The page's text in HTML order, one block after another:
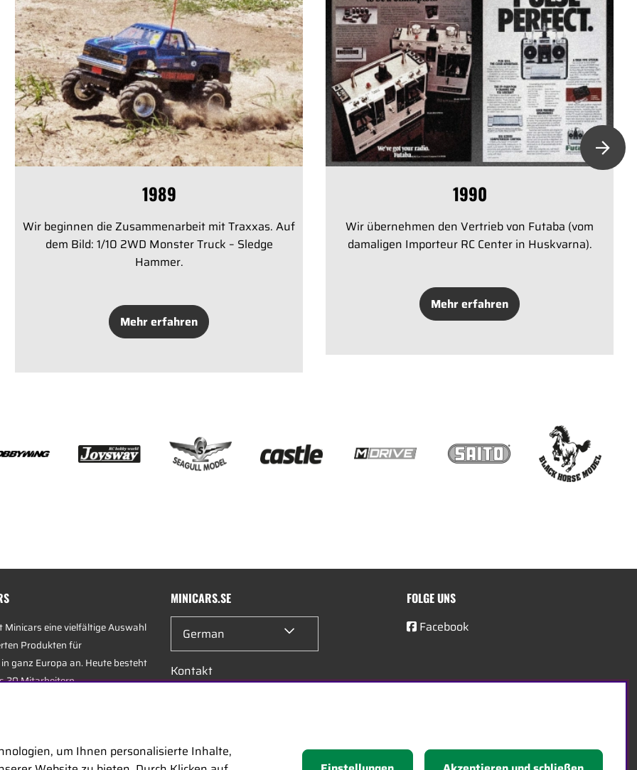
1989
Wir beginnen die Zusammenarbeit mit Traxxas. Auf
dem Bild: 1/10 2WD Monster Truck – Sledge
Hammer.
Mehr erfahren
1990
Wir übernehmen den Vertrieb von Futaba (vom
damaligen Importeur RC Center in Huskvarna).
Mehr erfahren
Minicars eine vielfältige Auswahl
Produkten für
ganz Europa an. Heute besteht
20 Mitarbeitern
MINICARS.SE
German
Kontakt
FOLGE UNS
Facebook
um Ihnen personalisierte Inhalte,